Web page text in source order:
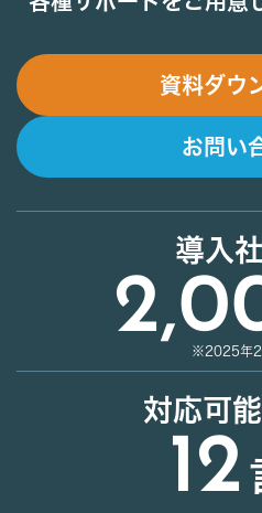
資料ダウ
お問い
導入
※2025年2
対応可
12